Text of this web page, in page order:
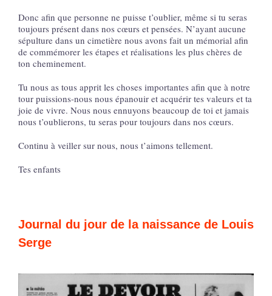
Donc afin que personne ne puisse t’oublier, même si tu seras
toujours présent dans nos cœurs et pensées. N’ayant aucune
sépulture dans un cimetière nous avons fait un mémorial afin
de commémorer les étapes et réalisations les plus chères de
ton cheminement.
Tu nous as tous apprit les choses importantes afin que à notre
tour puissions-nous nous épanouir et acquérir tes valeurs et ta
joie de vivre. Nous nous ennuyons beaucoup de toi et jamais
nous t’oublierons, tu seras pour toujours dans nos cœurs.
Continu à veiller sur nous, nous t’aimons tellement.
Tes enfants
Journal du jour de la naissance de Louis
Serge